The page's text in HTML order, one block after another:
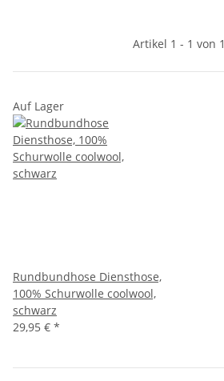
Artikel 1 - 1 von 1
Auf Lager
Rundbundhose Diensthose,
100% Schurwolle coolwool,
schwarz
29,95 € *